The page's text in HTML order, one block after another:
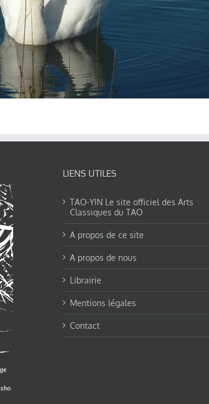
LIENS UTILES
TAO-YIN Le site officiel des Arts
Classiques du TAO
A propos de ce site
A propos de nous
Librairie
Mentions légales
Contact